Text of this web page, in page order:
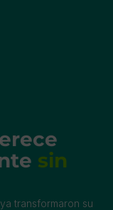
sin
transformaron su